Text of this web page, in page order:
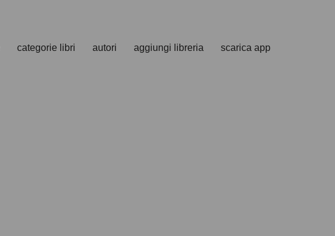
categorie libri autori aggiungi libreria scarica app